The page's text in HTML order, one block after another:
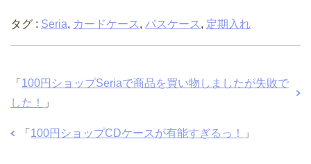
タグ : Seria, カードケース , パスケース , 定期入れ
「 100円ショップSeriaで商品を買い物しましたが失敗で
した！
」
「 100円ショップCDケースが有能すぎるっ！ 」